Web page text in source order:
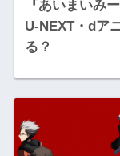
『あいまいみ
U-NEXT・dア
る？